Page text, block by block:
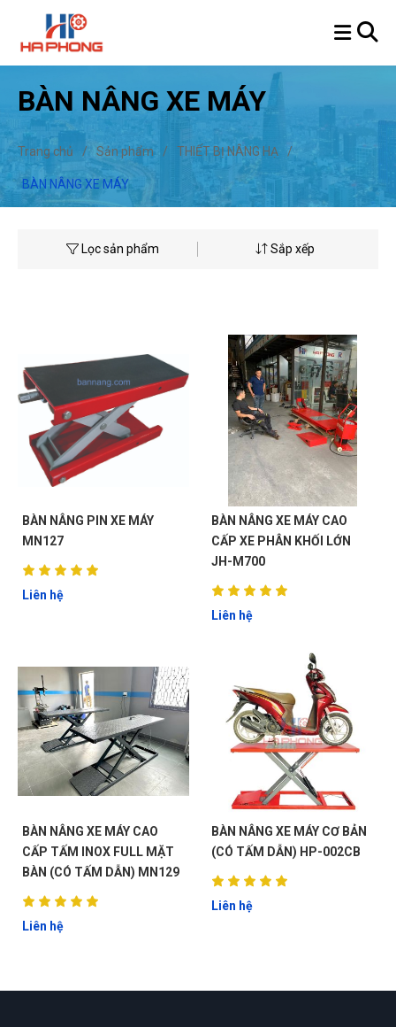
BÀN NÂNG XE MÁY
Trang chủ / Sản phẩm / THIẾT BỊ NÂNG HẠ /
BÀN NÂNG XE MÁY
Lọc sản phẩm Sắp xếp
BÀN NÂNG PIN XE MÁY
MN127
Liên hệ
BÀN NÂNG XE MÁY CAO
CẤP XE PHÂN KHỐI LỚN
JH-M700
Liên hệ
BÀN NÂNG XE MÁY CAO
CẤP TẤM INOX FULL MẶT
BÀN (CÓ TẤM DẪN) MN129
Liên hệ
BÀN NÂNG XE MÁY CƠ BẢN
(CÓ TẤM DẪN) HP-002CB
Liên hệ